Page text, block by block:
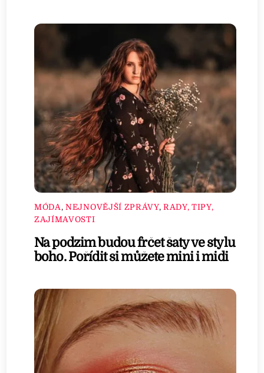
MÓDA,NEJNOVĚJŠÍ ZPRÁVY, RADY, TIPY,
ZAJÍMAVOSTI
Na podzim budou frčet šaty ve stylu
boho. Pořídit si můžete mini i midi